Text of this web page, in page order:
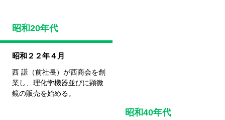
昭和20年代
昭和２２年４月
西 謙（前社長）が西商会を創
業し、 理化学機器並びに顕微
鏡の販売を始める。
昭和40年代